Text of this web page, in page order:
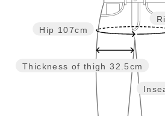
Thickness of thigh 32.5cm
Hip 107cm